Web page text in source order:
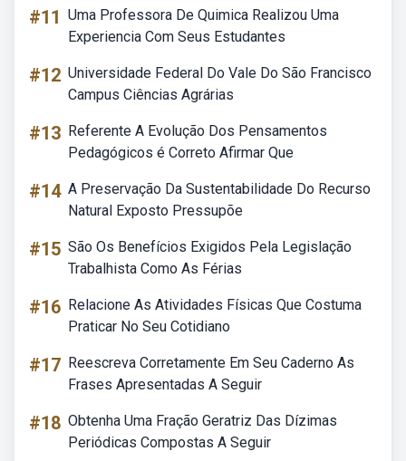
#11 Uma Professora De Quimica Realizou Uma
Experiencia Com Seus Estudantes
#12 Universidade Federal Do Vale Do São Francisco
Campus Ciências Agrárias
#13 Referente A Evolução Dos Pensamentos
Pedagógicos é Correto Afirmar Que
#14 A Preservação Da Sustentabilidade Do Recurso
Natural Exposto Pressupõe
#15 São Os Benefícios Exigidos Pela Legislação
Trabalhista Como As Férias
#16 Relacione As Atividades Físicas Que Costuma
Praticar No Seu Cotidiano
#17 Reescreva Corretamente Em Seu Caderno As
Frases Apresentadas A Seguir
#18 Obtenha Uma Fração Geratriz Das Dízimas
Periódicas Compostas A Seguir